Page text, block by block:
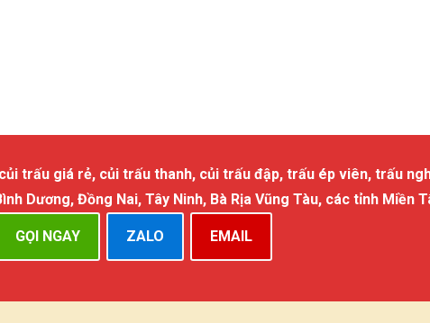
trấu giá rẻ, củi trấu thanh, củi trấu đập, trấu ép viên, trấu
Dương, Đồng Nai, Tây Ninh, Bà Rịa Vũng Tàu, các tỉnh Miền
GỌI NGAY ZALO EMAIL